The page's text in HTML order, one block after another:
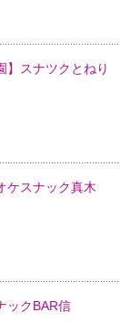
】スナツクとねり
ケスナック真木
ックBAR信